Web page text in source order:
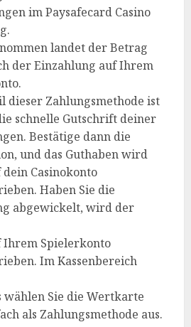
im Paysafecard Casino
landet der Betrag
der Einzahlung auf Ihrem
dieser Zahlungsmethode ist
schnelle Gutschrift deiner
Bestätige dann die
und das Guthaben wird
Casinokonto
Haben Sie die
abgewickelt, wird der
Ihrem Spielerkonto
Im Kassenbereich
wählen Sie die Wertkarte
als Zahlungsmethode aus.